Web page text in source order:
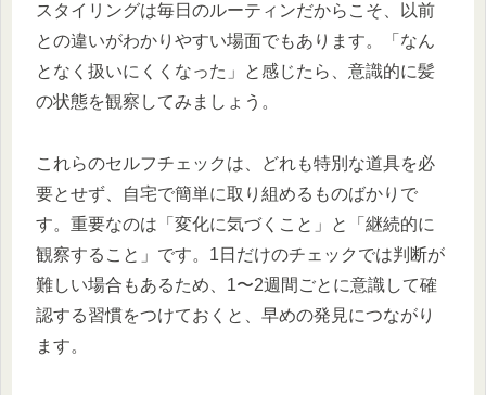
スタイリングは毎日のルーティンだからこそ、以前
との違いがわかりやすい場面でもあります。「なん
となく扱いにくくなった」と感じたら、意識的に髪
の状態を観察してみましょう。
これらのセルフチェックは、どれも特別な道具を必
要とせず、自宅で簡単に取り組めるものばかりで
す。重要なのは「変化に気づくこと」と「継続的に
観察すること」です。1日だけのチェックでは判断が
難しい場合もあるため、1〜2週間ごとに意識して確
認する習慣をつけておくと、早めの発見につながり
ます。